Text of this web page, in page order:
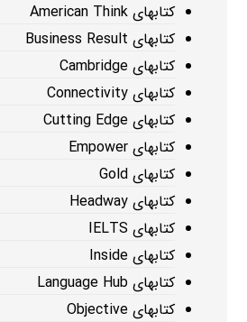
کتابهای American Think
کتابهای Business Result
کتابهای Cambridge
کتابهای Connectivity
کتابهای Cutting Edge
کتابهای Empower
کتابهای Gold
کتابهای Headway
کتابهای IELTS
کتابهای Inside
کتابهای Language Hub
کتابهای Objective